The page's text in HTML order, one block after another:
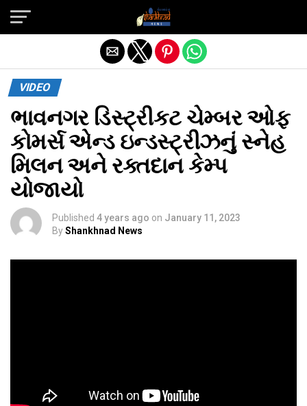
VIDEO
ભાવનગર ડિસ્ટ્રીકટ ચેમ્બર ઓફ
કોમર્સ એન્ડ ઇન્ડસ્ટ્રીઝનું સ્નેહ
મિલન અને રક્તદાન કેમ્પ
યોજાયો
Published 4 years ago on January 11, 2023
ByShankhnad News
Exit mobile version